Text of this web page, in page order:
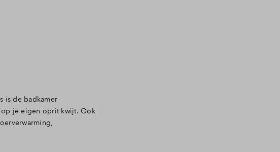
is de badkamer
je eigen oprit kwijt. Ook